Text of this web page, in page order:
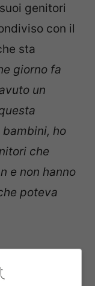
genitori
con il
sta
giorno fa
un
ho
che
e non hanno
poteva